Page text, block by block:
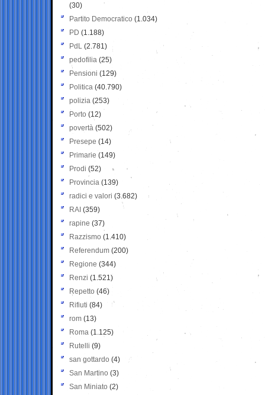
(30)
Partito Democratico (1.034)
PD (1.188)
PdL (2.781)
pedofilia (25)
Pensioni (129)
Politica (40.790)
polizia (253)
Porto (12)
povertà (502)
Presepe (14)
Primarie (149)
Prodi (52)
Provincia (139)
radici e valori (3.682)
RAI (359)
rapine (37)
Razzismo (1.410)
Referendum (200)
Regione (344)
Renzi (1.521)
Repetto (46)
Rifiuti (84)
rom (13)
Roma (1.125)
Rutelli (9)
san gottardo (4)
San Martino (3)
San Miniato (2)